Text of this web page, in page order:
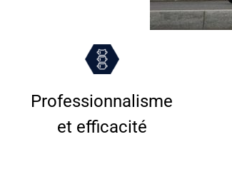
Professionnalisme
et efficacité